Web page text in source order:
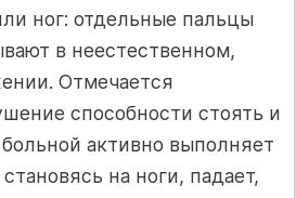
ног: отдельные пальцы
в неестественном,
Отмечается
способности стоять и
активно выполняет
на ноги, падает,